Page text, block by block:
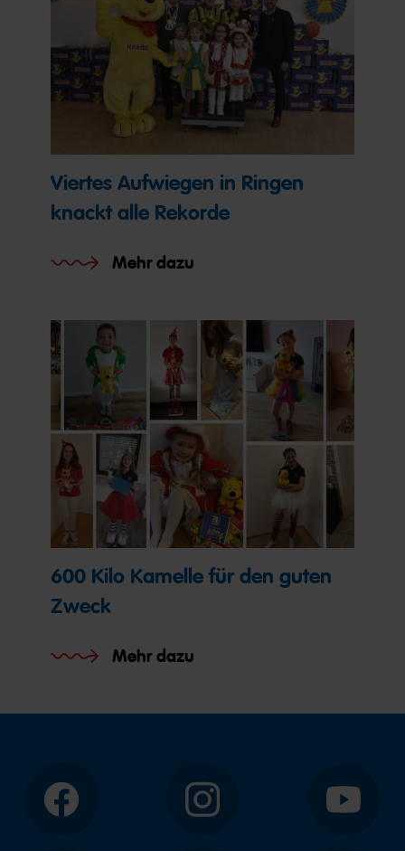
Viertes Aufwiegen in Ringen
knackt alle Rekorde
Mehr dazu
600 Kilo Kamelle für den guten
Zweck
Mehr dazu
Facebook Instagram YouTube